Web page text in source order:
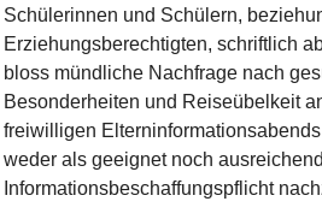
Schülerinnen und Schülern,
Erziehungsberechtigten, schriftlich
bloss mündliche Nachfrage nach
Besonderheiten und Reiseübelkeit
freiwilligen
weder als geeignet noch
Informationsbeschaffungspflicht